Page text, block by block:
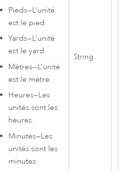
Pieds—L’unité
est le pied.
Yards—L’unité
est le yard.
Mètres—L’unité
est le mètre.
Heures—Les
unités sont les
heures.
Minutes—Les
unités sont les
minutes.
String